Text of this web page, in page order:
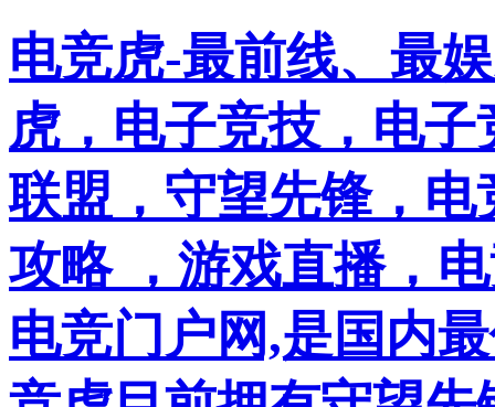
电竞虎-最前线、最
虎，电子竞技，电
联盟，守望先锋，
攻略 ，游戏直播，
电竞门户网,是国内